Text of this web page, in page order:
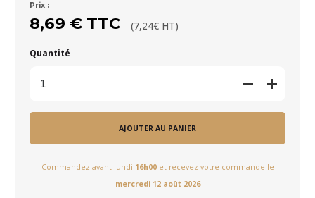
Prix :
8,69 € TTC (7,24€ HT)
Quantité
AJOUTER AU PANIER
Commandez avant lundi 16h00et recevez votre commande le
mercredi 12 août 2026